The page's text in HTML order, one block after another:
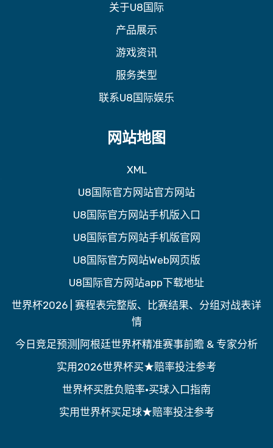
关于U8国际
产品展示
游戏资讯
服务类型
联系U8国际娱乐
网站地图
XML
U8国际官方网站官方网站
U8国际官方网站手机版入口
U8国际官方网站手机版官网
U8国际官方网站Web网页版
U8国际官方网站app下载地址
世界杯2026 | 赛程表完整版、比赛结果、分组对战表详
情
今日竞足预测|阿根廷世界杯精准赛事前瞻 & 专家分析
实用2026世界杯买★赔率投注参考
世界杯买胜负赔率·买球入口指南
实用世界杯买足球★赔率投注参考